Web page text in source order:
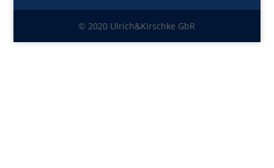
© 2020 Ulrich&Kirschke GbR